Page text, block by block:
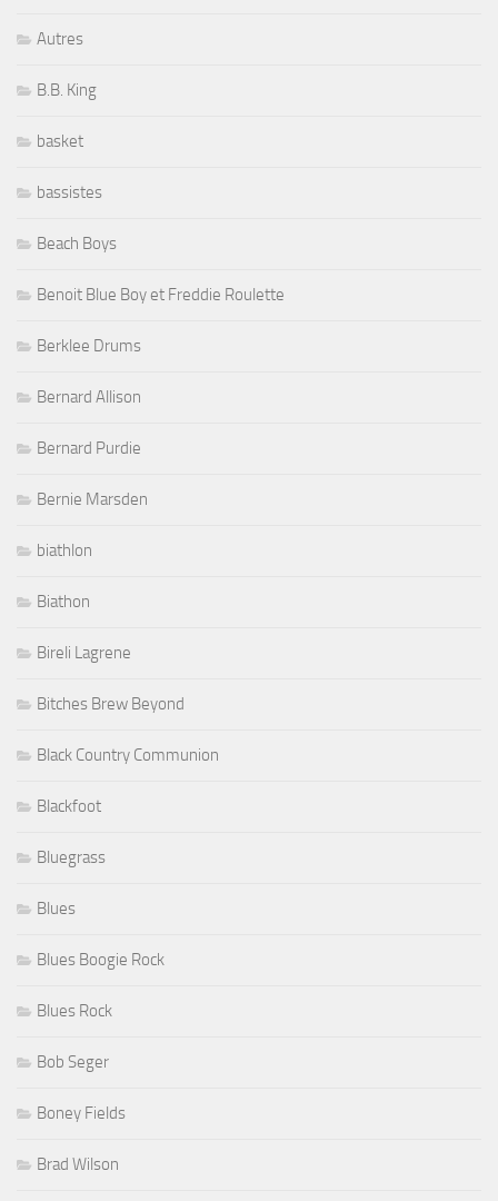
Autres
B.B. King
basket
bassistes
Beach Boys
Benoit Blue Boy et Freddie Roulette
Berklee Drums
Bernard Allison
Bernard Purdie
Bernie Marsden
biathlon
Biathon
Bireli Lagrene
Bitches Brew Beyond
Black Country Communion
Blackfoot
Bluegrass
Blues
Blues Boogie Rock
Blues Rock
Bob Seger
Boney Fields
Brad Wilson